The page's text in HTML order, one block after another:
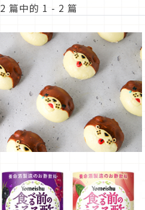
2 篇中的 1 - 2 篇